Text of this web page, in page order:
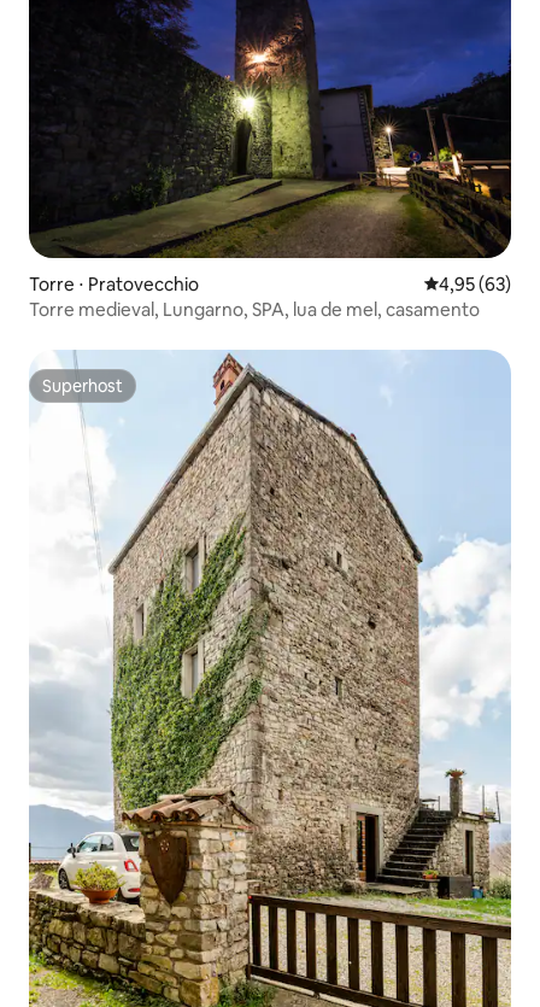
Torre ⋅ Pratovecchio 4,95 de uma
4,95 (63)
Torre medieval, Lungarno, SPA, lua de mel, casamento
Superhost
Superhost